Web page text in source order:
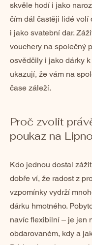
skvěle hodí i jako
čím dál častěji lidé volí
i jako svatební dar.
vouchery na společný
osvědčily i jako dárky
ukazují, že vám na
čase záleží.
Proč zvolit
poukaz na
Kdo jednou dostal
dobře ví, že radost z
vzpomínky vydrží
dárku hmotného.
navíc flexibilní – je jen
obdarovaném, kdy a